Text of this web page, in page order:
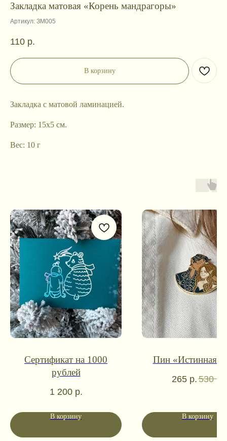
Закладка матовая «Корень мандрагоры»
Артикул: ЗМ005
110 р.
В корзину
Закладка с матовой ламинацией.
Размер: 15х5 см.
Вес: 10 г
Сертификат на 1000
рублей
1 200 р.
В корзину
Пин «Истинная
265 р.530 р.
В корзину
booklandtravel@yandex.ru